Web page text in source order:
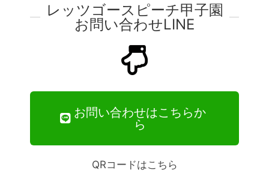
レッツゴースピーチ甲子園
お問い合わせLINE
お問い合わせはこちらか
ら
QRコードはこちら